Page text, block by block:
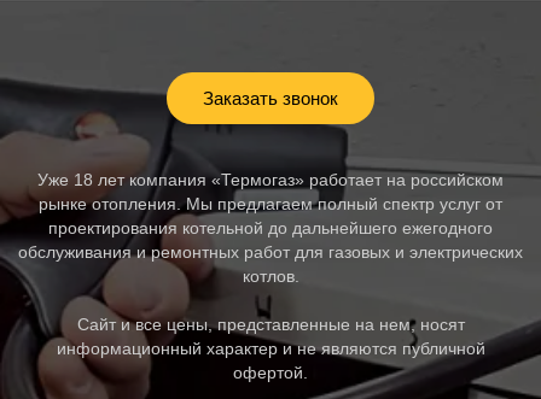
Заказать звонок
Уже 18 лет компания «Термогаз» работает на российском
рынке отопления. Мы предлагаем полный спектр услуг от
проектирования котельной до дальнейшего ежегодного
обслуживания и ремонтных работ для газовых и электрических
котлов.
Сайт и все цены, представленные на нем, носят
информационный характер и не являются публичной
офертой.